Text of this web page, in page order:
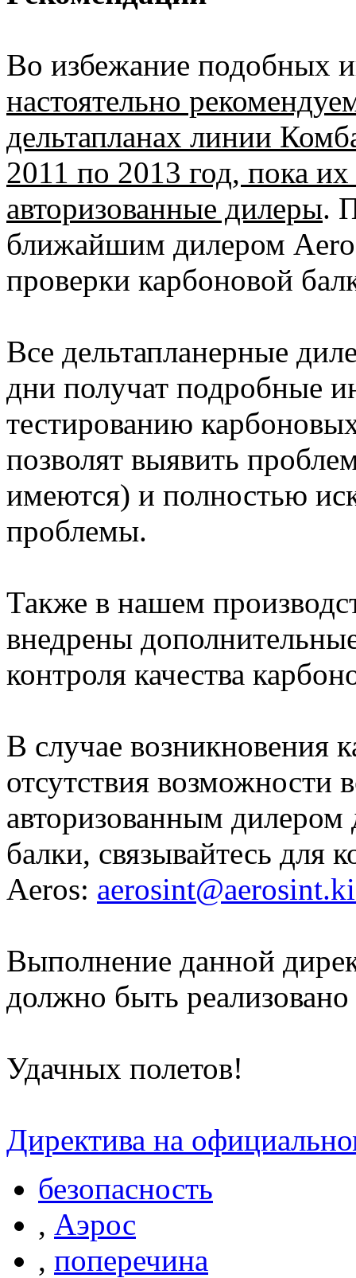
Во избежание подобных
настоятельно
дельтапланах линии
2011 по 2013 год, пока
авторизованные дилеры.
ближайшим дилером
проверки карбоновой
Все дельтапланерные
дни получат подробные
тестированию
позволят выявить
имеются) и полностью
проблемы.
Также в нашем
внедрены
контроля качества
В случае возникновения
отсутствия возможности
авторизованным дилером
балки, связывайтесь для
Aeros:
Выполнение данной
должно быть
Удачных полетов!
Директива на
безопасность
, Аэрос
, поперечина